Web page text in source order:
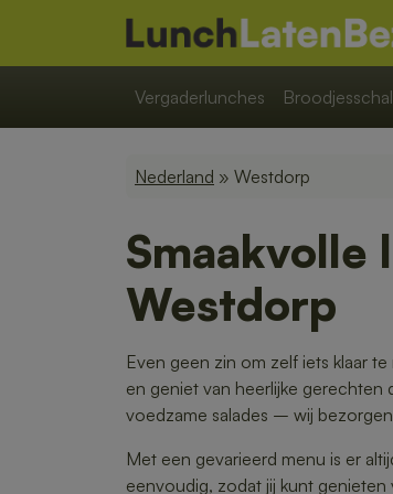
Vergaderlunches
Nederland » Westdorp
Smaakvolle
Westdorp
Even geen zin om zelf iets klaar
en geniet van heerlijke gerechten
voedzame salades – wij
Met een gevarieerd menu is er
eenvoudig, zodat jij kunt genieten